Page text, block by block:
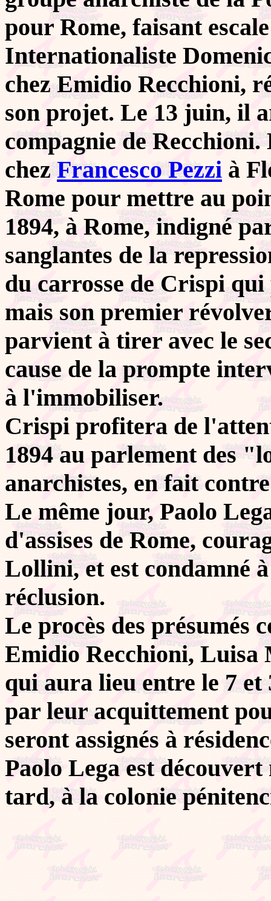
pour Rome, faisant
Internationaliste
chez Emidio Recchioni,
son projet. Le 13 juin, il
compagnie de
chezFrancesco Pezzi à
Rome pour mettre au
1894, à Rome, indigné
sanglantes de la
du carrosse de Crispi
mais son premier
parvient à tirer avec le
cause de la prompte
à l'immobiliser.
Crispi profitera de
1894 au parlement des
anarchistes, en fait
Le même jour, Paolo
d'assises de Rome,
Lollini, et est condamné
réclusion.
Le procès des présumés
Emidio Recchioni, Luisa
qui aura lieu entre le 7 et
par leur acquittement
seront assignés à
Paolo Lega est
tard, à la colonie